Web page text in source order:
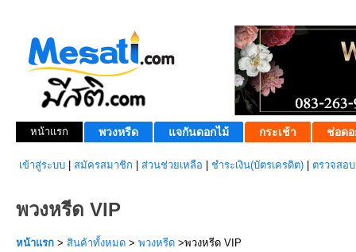
หน้าแรก พวงหรีด แจกันดอกไม้ กระเช้า ช่อดอ
เข้าสู่ระบบ สมัครสมาชิก ส่วนช่วยเหลือ ชำระเงิน(บัตรเครดิต) ตรวจสอ
พวงหรีด VIP
หน้าแรก > สินค้าทั้งหมด > พวงหรีด >พวงหรีด VIP